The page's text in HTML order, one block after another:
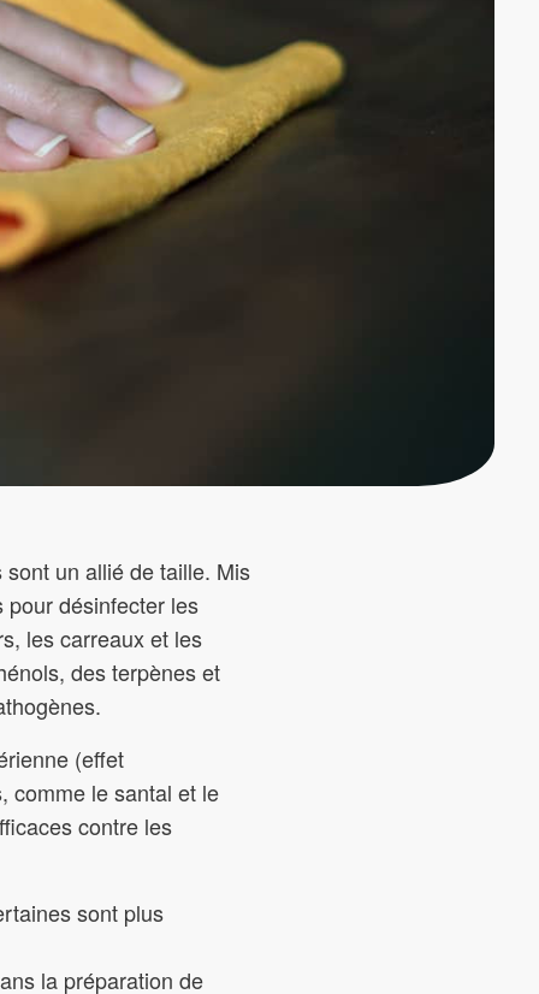
sont un allié de taille. Mis
désinfecter les
les carreaux et les
des terpènes et
(effet
comme le santal et le
contre les
sont plus
la préparation de